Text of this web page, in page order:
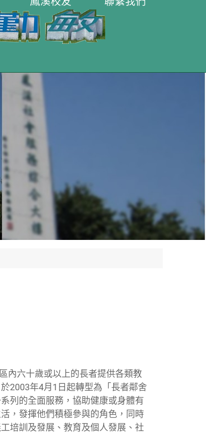
六十歲或以上的長者提供各類教
2003年4月1日起轉型為「長者鄰舍
列的全面服務，協助健康或身體有
，發揮他們積極參與的角色，同時
培訓及發展、教育及個人發展、社